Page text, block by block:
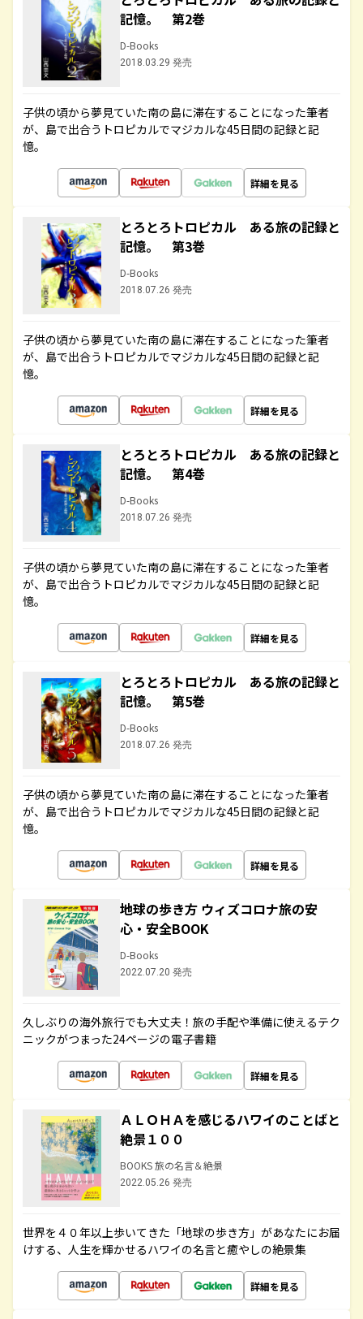
記憶。 第2巻
D-Books
2018.03.29 発売
子供の頃から夢見ていた南の島に滞在することになった筆者
が、島で出合うトロピカルでマジカルな45日間の記録と記
憶。
詳細を見る
とろとろトロピカル ある旅の記録と
記憶。 第3巻
D-Books
2018.07.26 発売
子供の頃から夢見ていた南の島に滞在することになった筆者
が、島で出合うトロピカルでマジカルな45日間の記録と記
憶。
詳細を見る
とろとろトロピカル ある旅の記録と
記憶。 第4巻
D-Books
2018.07.26 発売
子供の頃から夢見ていた南の島に滞在することになった筆者
が、島で出合うトロピカルでマジカルな45日間の記録と記
憶。
詳細を見る
とろとろトロピカル ある旅の記録と
記憶。 第5巻
D-Books
2018.07.26 発売
子供の頃から夢見ていた南の島に滞在することになった筆者
が、島で出合うトロピカルでマジカルな45日間の記録と記
憶。
詳細を見る
地球の歩き方 ウィズコロナ旅の安
心・安全BOOK
D-Books
2022.07.20 発売
久しぶりの海外旅行でも大丈夫！旅の手配や準備に使えるテク
ニックがつまった24ページの電子書籍
詳細を見る
ＡＬＯＨＡを感じるハワイのことばと
絶景１００
BOOKS 旅の名言＆絶景
2022.05.26 発売
世界を４０年以上歩いてきた「地球の歩き方」があなたにお届
けする、人生を輝かせるハワイの名言と癒やしの絶景集
詳細を見る